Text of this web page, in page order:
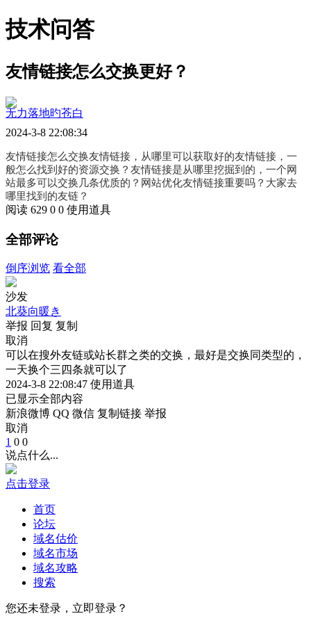
技术问答
友情链接怎么交换更好？
无力落地旳苍白
2024-3-8 22:08:34
友情链接怎么交换友情链接，从哪里可以获取好的友情链接，一
般怎么找到好的资源交换？友情链接是从哪里挖掘到的，一个网
站最多可以交换几条优质的？网站优化友情链接重要吗？大家去
哪里找到的友链？
阅读 629 0 0 使用道具
全部评论
倒序浏览 看全部
沙发
北葵向暖き
举报 回复 复制
取消
可以在搜外友链或站长群之类的交换，最好是交换同类型的，
一天换个三四条就可以了
2024-3-8 22:08:47 使用道具
已显示全部内容
新浪微博 QQ 微信 复制链接 举报
取消
1 0 0
说点什么...
点击登录
首页
论坛
域名估价
域名市场
域名攻略
搜索
您还未登录，立即登录？